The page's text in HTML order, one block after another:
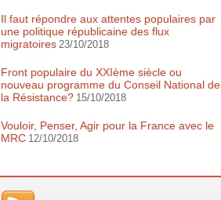
Il faut répondre aux attentes populaires par
une politique républicaine des flux
migratoires 23/10/2018
Front populaire du XXIème siècle ou
nouveau programme du Conseil National de
la Résistance? 15/10/2018
Vouloir, Penser, Agir pour la France avec le
MRC 12/10/2018